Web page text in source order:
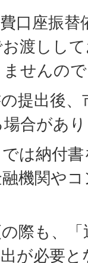
口座振
渡しし
せんの
提出後
合があ
は納付
機関や
際も、
が必要